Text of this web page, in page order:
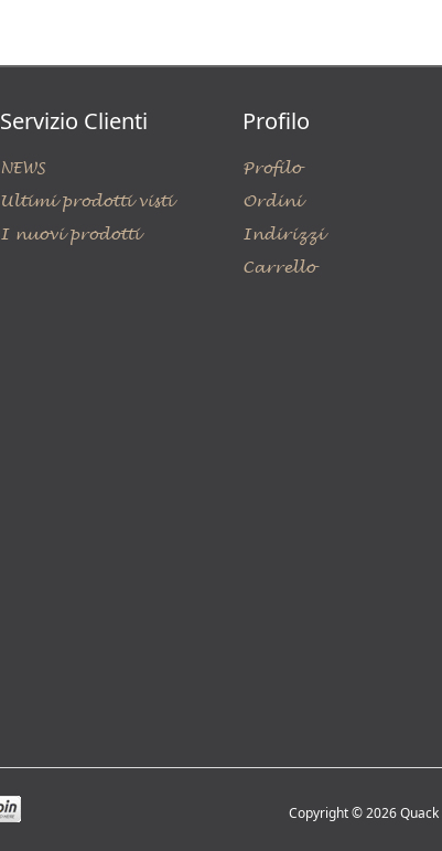
Servizio Clienti
NEWS
Ultimi prodotti visti
I nuovi prodotti
Profilo
Profilo
Ordini
Indirizzi
Carrello
Copyright © 2026